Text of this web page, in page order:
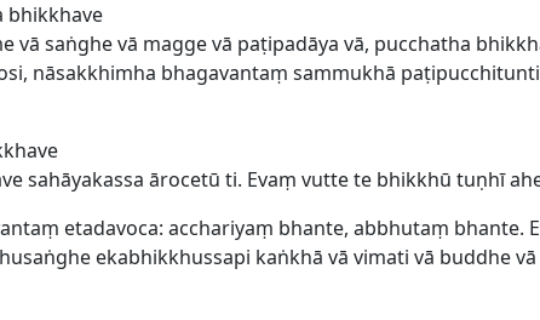
bhikkhave
saṅghe vā magge vā paṭipadāya vā, pucchatha
nāsakkhimha bhagavantaṃ sammukhā
sahāyakassa ārocetū ti. Evaṃ vutte te bhikkhū tuṇhī
etadavoca: acchariyaṃ bhante, abbhutaṃ bhante.
ekabhikkhussapi kaṅkhā vā vimati vā buddhe